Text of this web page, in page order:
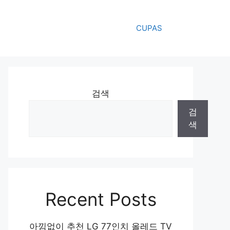
CUPAS
검색
검
색
Recent Posts
아낌없이 추천 LG 77인치 올레드 TV